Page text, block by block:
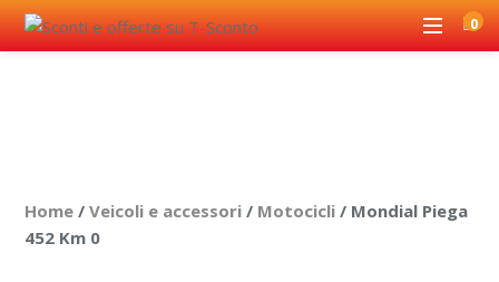
0
Home /Veicoli e accessori / Motocicli / Mondial Piega
452 Km 0